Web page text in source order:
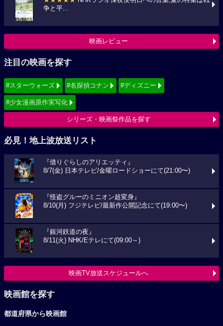
争と平...
映画レビュー
注目の映画を探す
#スターウォーズ #名探偵コナン #ディズニー
#少女漫画原作実写化
シリーズ・映画祭作品を探す
必見！地上波放送リスト
『借りぐらしのアリエッティ』
8/7(金) 日本テレビ/金曜ロードショーにて(21:00〜)
『怪盗グルーのミニオン超変身』
8/10(月) フジテレビ/最新作公開記念にて(19:00〜)
『銀河鉄道の夜』
8/11(火) NHK/Eテレにて(09:00～)
映画TV放送スケジュールへ
映画館を探す
都道府県から映画館